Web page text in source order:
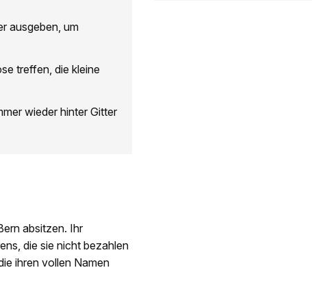
ausgeben, um
treffen, die kleine
wieder hinter Gitter
absitzen. Ihr
die sie nicht bezahlen
ihren vollen Namen